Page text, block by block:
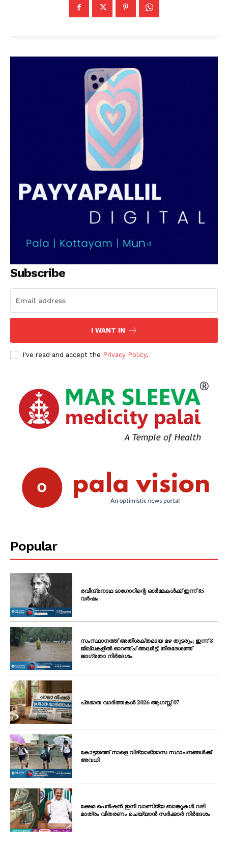
SUBSCRIBE NOW
PALA VISION
Grievance Redressal
Subscribe
I WANT IN
I've read and accept the Privacy Policy.
Popular
രവീന്ദ്രനാഥ ടാഗോറിന്റെ ഓർമ്മകൾക്ക് ഇന്ന് 85
വർഷം
സംസ്ഥാനത്ത് അതിശക്തമായ മഴ തുടരും; ഇന്ന് 8
ജില്ലകളിൽ ഓറഞ്ച് അലർട്ട്; തീരദേശത്ത്
ജാഗ്രതാ നിർദേശം
പ്രഭാത വാർത്തകൾ 2026 ആഗസ്റ്റ് 07
കോട്ടയത്ത് നാളെ വിദ്യാഭ്യാസ സ്ഥാപനങ്ങൾക്ക്
അവധി
ക്ഷേമ പെൻഷൻ ഇനി വാണിജ്യ ബാങ്കുകൾ വഴി
മാത്രം വിതരണം ചെയ്യാൻ സർക്കാർ നിർദേശം